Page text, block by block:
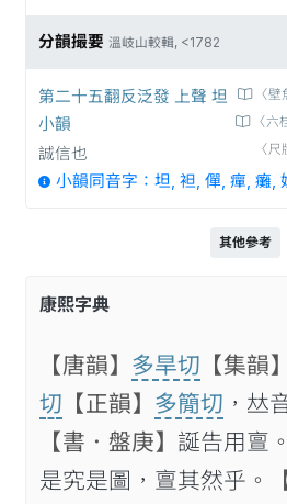
分韻撮要 溫岐山較輯, <1782
〈
〈
〈
第二十五翻反泛發 上聲 坦
小韻
誠信也
小韻同音字：坦, 袒, 僤, 癉, 癱,
其他參考
康熙字典
【唐韻】 多旱切 【集韻】
切 【正韻】 多𥳑切 ，𠀤
【書．盤庚】 誕告用亶。
是究是圖，亶其然乎。